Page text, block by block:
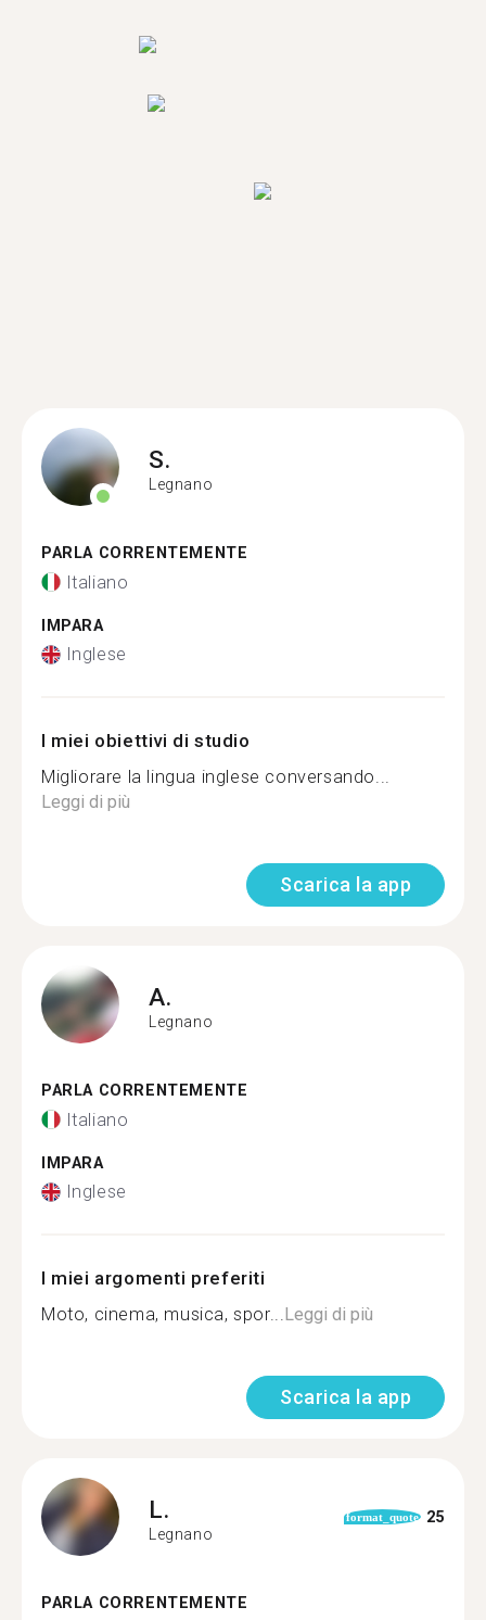
S.
Legnano
PARLA CORRENTEMENTE
Italiano
IMPARA
Inglese
I miei obiettivi di studio
Migliorare la lingua inglese conversando...
Leggi di più
Scarica la app
A.
Legnano
PARLA CORRENTEMENTE
Italiano
IMPARA
Inglese
I miei argomenti preferiti
Moto, cinema, musica, spor...Leggi di più
Scarica la app
L.
Legnano
format_quote 25
PARLA CORRENTEMENTE